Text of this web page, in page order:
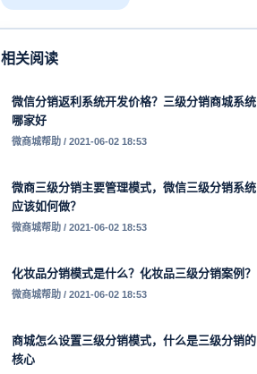
相关阅读
微信分销返利系统开发价格？三级分销商城系统
哪家好
微商城帮助 / 2021-06-02 18:53
微商三级分销主要管理模式，微信三级分销系统
应该如何做？
微商城帮助 / 2021-06-02 18:53
化妆品分销模式是什么？化妆品三级分销案例？
微商城帮助 / 2021-06-02 18:53
商城怎么设置三级分销模式，什么是三级分销的
核心